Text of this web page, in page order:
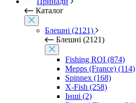
Каталог
Блешні (2121)
Блешні (2121)
Fishing ROI (874)
Mepps (France) (114)
Spinnex (168)
X-Fish (258)
Інші (2)